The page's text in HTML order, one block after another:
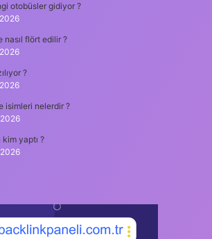
otobüsler gidiyor ?
nasıl flört edilir ?
?
isimleri nelerdir ?
yaptı ?